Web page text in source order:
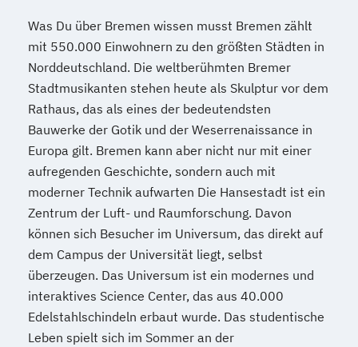
Was Du über Bremen wissen musst Bremen zählt
mit 550.000 Einwohnern zu den größten Städten in
Norddeutschland. Die weltberühmten Bremer
Stadtmusikanten stehen heute als Skulptur vor dem
Rathaus, das als eines der bedeutendsten
Bauwerke der Gotik und der Weserrenaissance in
Europa gilt. Bremen kann aber nicht nur mit einer
aufregenden Geschichte, sondern auch mit
moderner Technik aufwarten Die Hansestadt ist ein
Zentrum der Luft- und Raumforschung. Davon
können sich Besucher im Universum, das direkt auf
dem Campus der Universität liegt, selbst
überzeugen. Das Universum ist ein modernes und
interaktives Science Center, das aus 40.000
Edelstahlschindeln erbaut wurde. Das studentische
Leben spielt sich im Sommer an der